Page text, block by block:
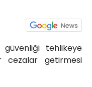
tehlikeye
cezalar getirmesi
Mahallesi
No:17/4 İzmit-